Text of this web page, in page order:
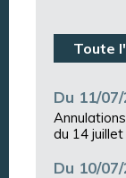
Toute
Du 11/
du 14 juillet
Du 10/